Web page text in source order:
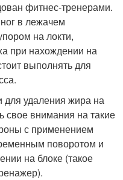
фитнес-тренерами.
в лежачем
на локти,
при нахождении на
выполнять для
удаления жира на
свое внимания на такие
с применением
поворотом и
на блоке (такое